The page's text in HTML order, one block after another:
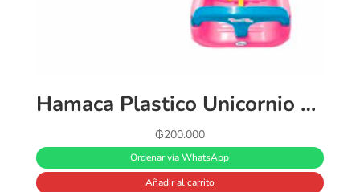
Hamaca Plastico Unicornio 3 En 1
₲200.000
Ordenar vía WhatsApp
Añadir al carrito